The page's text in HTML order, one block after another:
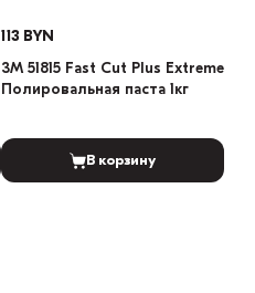
113 BYN
3М 51815 Fast Cut Plus Extreme
Полировальная паста 1кг
В корзину